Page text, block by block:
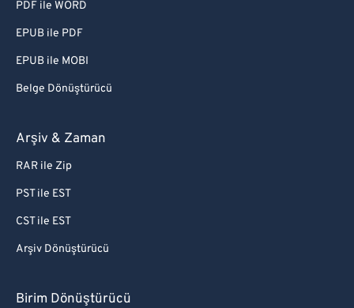
PDF ile WORD
EPUB ile PDF
EPUB ile MOBI
Belge Dönüştürücü
Arşiv & Zaman
RAR ile Zip
PST ile EST
CST ile EST
Arşiv Dönüştürücü
Birim Dönüştürücü